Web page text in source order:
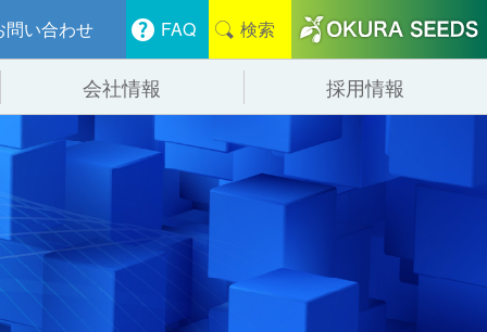
問い合わせ FAQ 検索
けシステム
システム
ニング・デバンニングシステム
会社情報
概要
紹介
採用情報